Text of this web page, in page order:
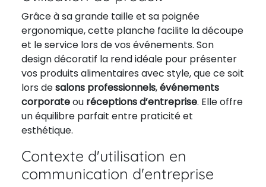
Grâce à sa grande taille et sa poignée
ergonomique, cette planche facilite la découpe
et le service lors de vos événements. Son
design décoratif la rend idéale pour présenter
vos produits alimentaires avec style, que ce soit
lors desalons professionnels,événements
corporateou réceptions d’entreprise. Elle offre
un équilibre parfait entre praticité et
esthétique.
Contexte d'utilisation en
communication d'entreprise